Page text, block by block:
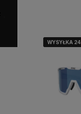
WYSYŁKA
WYSYŁKA
WYSYŁKA